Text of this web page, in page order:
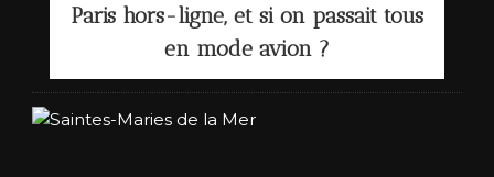
Paris hors-ligne, et si on passait tous
en mode avion ?